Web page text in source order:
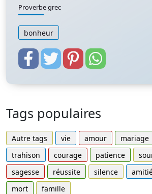
Proverbe grec
bonheur
Tags populaires
Autre tags vie amour mariage
trahison
courage patience
sagesse
réussite silence
mort
famille